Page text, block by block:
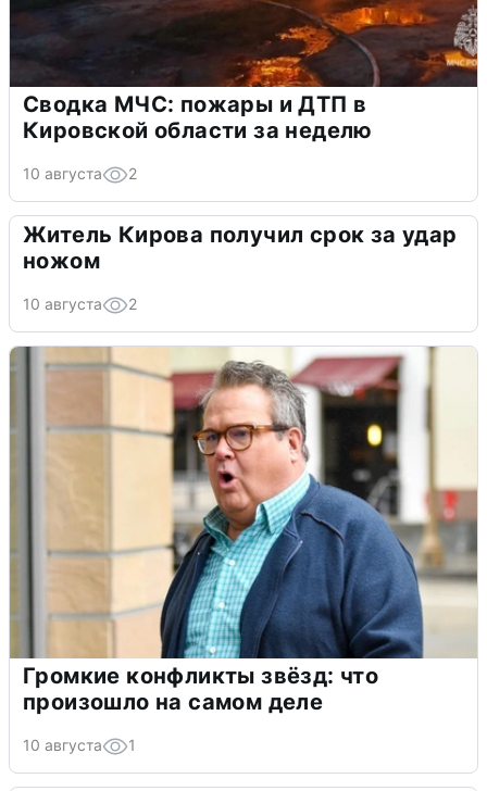
Сводка МЧС: пожары и ДТП в
Кировской области за неделю
10 августа 2
Житель Кирова получил срок за удар
ножом
10 августа 2
Громкие конфликты звёзд: что
произошло на самом деле
10 августа 1